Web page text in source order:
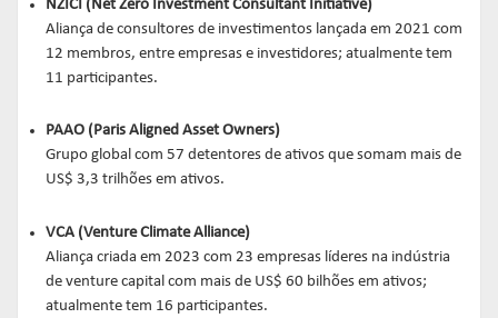
NZICI (Net Zero Investment Consultant Initiative)
Aliança de consultores de investimentos lançada em 2021 com
12 membros, entre empresas e investidores; atualmente tem
11 participantes.
PAAO (Paris Aligned Asset Owners)
Grupo global com 57 detentores de ativos que somam mais de
US$ 3,3 trilhões em ativos.
VCA (Venture Climate Alliance)
Aliança criada em 2023 com 23 empresas líderes na indústria
de venture capital com mais de US$ 60 bilhões em ativos;
atualmente tem 16 participantes.